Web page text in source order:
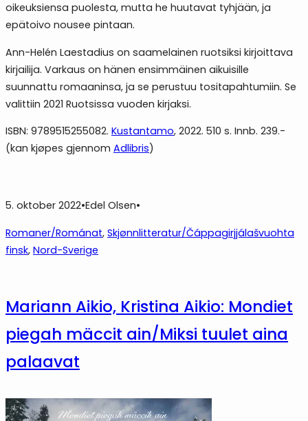
oikeuksiensa puolesta, mutta he huutavat tyhjään, ja
epätoivo nousee pintaan.
Ann-Helén Laestadius on saamelainen ruotsiksi kirjoittava
kirjailija. Varkaus on hänen ensimmäinen aikuisille
suunnattu romaaninsa, ja se perustuu tositapahtumiin. Se
valittiin 2021 Ruotsissa vuoden kirjaksi.
ISBN: 9789515255082. Kustantamo, 2022. 510 s. Innb. 239.-
(kan kjøpes gjennom Adlibris)
5. oktober 2022•Edel Olsen•
Romaner/Románat, Skjønnlitteratur/Čáppagirjjálašvuohta
finsk, Nord-Sverige
Mariann Aikio, Kristina Aikio: Mondiet
piegah mäccit ain/Miksi tuulet aina
palaavat